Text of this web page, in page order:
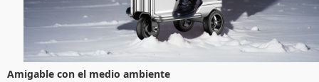
Amigable con el medio ambiente